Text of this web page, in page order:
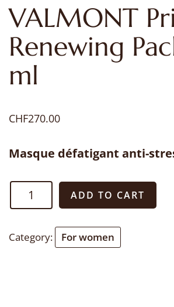
VALMONT
Renewing
ml
CHF270.00
Masque défatigant anti-
VALMONT
Prime
Renewing
Pack
ADD TO CART
Category: For women